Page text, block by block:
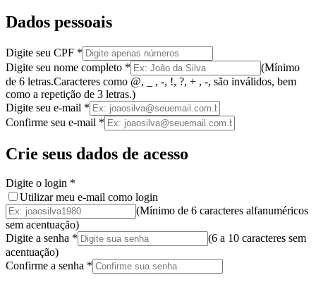
Dados pessoais
Digite seu CPF *
Digite seu nome completo * (Mínimo
de 6 letras.Caracteres como @, _ , -, !, ?, + , -, são inválidos, bem
como a repetição de 3 letras.)
Digite seu e-mail *
Confirme seu e-mail *
Crie seus dados de acesso
Digite o login *
Utilizar meu e-mail como login
(Mínimo de 6 caracteres alfanuméricos
sem acentuação)
Digite a senha * (6 a 10 caracteres sem
acentuação)
Confirme a senha *